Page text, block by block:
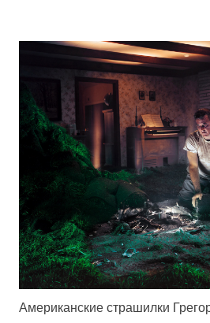
Американские страшилки